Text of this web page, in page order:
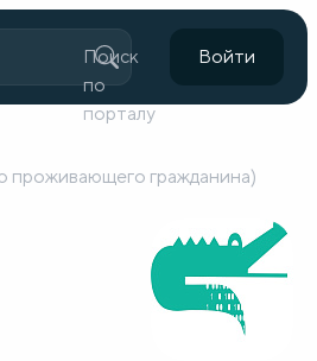
Поиск
по
порталу
Войти
проживающего гражданина)